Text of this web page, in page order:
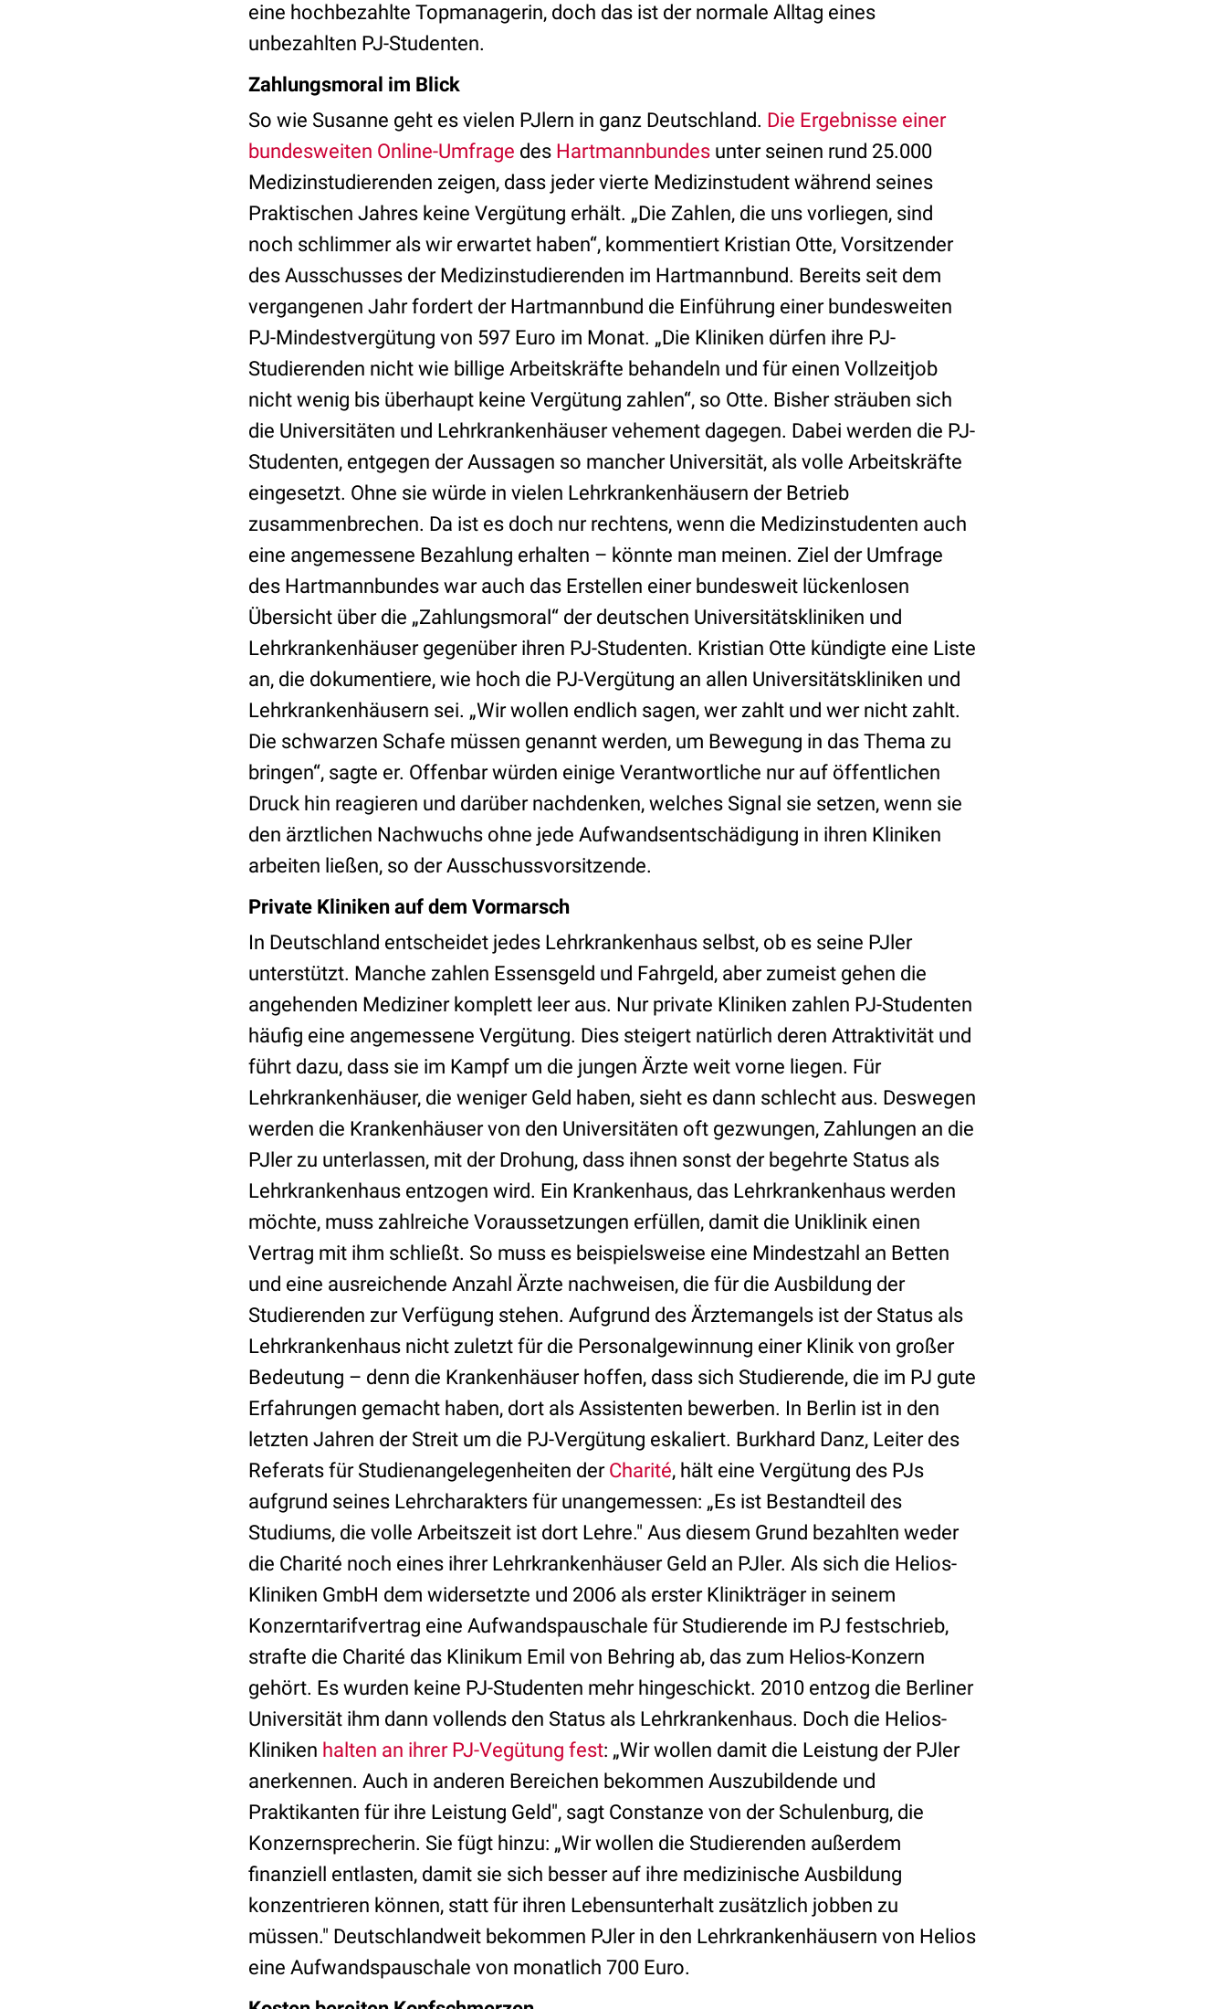
eine hochbezahlte Topmanagerin, doch das ist der normale Alltag eines
unbezahlten PJ-Studenten.
Zahlungsmoral im Blick
So wie Susanne geht es vielen PJlern in ganz Deutschland. Die Ergebnisse einer
bundesweiten Online-Umfrage des Hartmannbundes unter seinen rund 25.000
Medizinstudierenden zeigen, dass jeder vierte Medizinstudent während seines
Praktischen Jahres keine Vergütung erhält. „Die Zahlen, die uns vorliegen, sind
noch schlimmer als wir erwartet haben“, kommentiert Kristian Otte, Vorsitzender
des Ausschusses der Medizinstudierenden im Hartmannbund. Bereits seit dem
vergangenen Jahr fordert der Hartmannbund die Einführung einer bundesweiten
PJ-Mindestvergütung von 597 Euro im Monat. „Die Kliniken dürfen ihre PJ-
Studierenden nicht wie billige Arbeitskräfte behandeln und für einen Vollzeitjob
nicht wenig bis überhaupt keine Vergütung zahlen“, so Otte. Bisher sträuben sich
die Universitäten und Lehrkrankenhäuser vehement dagegen. Dabei werden die PJ-
Studenten, entgegen der Aussagen so mancher Universität, als volle Arbeitskräfte
eingesetzt. Ohne sie würde in vielen Lehrkrankenhäusern der Betrieb
zusammenbrechen. Da ist es doch nur rechtens, wenn die Medizinstudenten auch
eine angemessene Bezahlung erhalten – könnte man meinen. Ziel der Umfrage
des Hartmannbundes war auch das Erstellen einer bundesweit lückenlosen
Übersicht über die „Zahlungsmoral“ der deutschen Universitätskliniken und
Lehrkrankenhäuser gegenüber ihren PJ-Studenten. Kristian Otte kündigte eine Liste
an, die dokumentiere, wie hoch die PJ-Vergütung an allen Universitätskliniken und
Lehrkrankenhäusern sei. „Wir wollen endlich sagen, wer zahlt und wer nicht zahlt.
Die schwarzen Schafe müssen genannt werden, um Bewegung in das Thema zu
bringen“, sagte er. Offenbar würden einige Verantwortliche nur auf öffentlichen
Druck hin reagieren und darüber nachdenken, welches Signal sie setzen, wenn sie
den ärztlichen Nachwuchs ohne jede Aufwandsentschädigung in ihren Kliniken
arbeiten ließen, so der Ausschussvorsitzende.
Private Kliniken auf dem Vormarsch
In Deutschland entscheidet jedes Lehrkrankenhaus selbst, ob es seine PJler
unterstützt. Manche zahlen Essensgeld und Fahrgeld, aber zumeist gehen die
angehenden Mediziner komplett leer aus. Nur private Kliniken zahlen PJ-Studenten
häufig eine angemessene Vergütung. Dies steigert natürlich deren Attraktivität und
führt dazu, dass sie im Kampf um die jungen Ärzte weit vorne liegen. Für
Lehrkrankenhäuser, die weniger Geld haben, sieht es dann schlecht aus. Deswegen
werden die Krankenhäuser von den Universitäten oft gezwungen, Zahlungen an die
PJler zu unterlassen, mit der Drohung, dass ihnen sonst der begehrte Status als
Lehrkrankenhaus entzogen wird. Ein Krankenhaus, das Lehrkrankenhaus werden
möchte, muss zahlreiche Voraussetzungen erfüllen, damit die Uniklinik einen
Vertrag mit ihm schließt. So muss es beispielsweise eine Mindestzahl an Betten
und eine ausreichende Anzahl Ärzte nachweisen, die für die Ausbildung der
Studierenden zur Verfügung stehen. Aufgrund des Ärztemangels ist der Status als
Lehrkrankenhaus nicht zuletzt für die Personalgewinnung einer Klinik von großer
Bedeutung – denn die Krankenhäuser hoffen, dass sich Studierende, die im PJ gute
Erfahrungen gemacht haben, dort als Assistenten bewerben. In Berlin ist in den
letzten Jahren der Streit um die PJ-Vergütung eskaliert. Burkhard Danz, Leiter des
Referats für Studienangelegenheiten der Charité, hält eine Vergütung des PJs
aufgrund seines Lehrcharakters für unangemessen: „Es ist Bestandteil des
Studiums, die volle Arbeitszeit ist dort Lehre." Aus diesem Grund bezahlten weder
die Charité noch eines ihrer Lehrkrankenhäuser Geld an PJler. Als sich die Helios-
Kliniken GmbH dem widersetzte und 2006 als erster Klinikträger in seinem
Konzerntarifvertrag eine Aufwandspauschale für Studierende im PJ festschrieb,
strafte die Charité das Klinikum Emil von Behring ab, das zum Helios-Konzern
gehört. Es wurden keine PJ-Studenten mehr hingeschickt. 2010 entzog die Berliner
Universität ihm dann vollends den Status als Lehrkrankenhaus. Doch die Helios-
Kliniken halten an ihrer PJ-Vegütung fest: „Wir wollen damit die Leistung der PJler
anerkennen. Auch in anderen Bereichen bekommen Auszubildende und
Praktikanten für ihre Leistung Geld", sagt Constanze von der Schulenburg, die
Konzernsprecherin. Sie fügt hinzu: „Wir wollen die Studierenden außerdem
finanziell entlasten, damit sie sich besser auf ihre medizinische Ausbildung
konzentrieren können, statt für ihren Lebensunterhalt zusätzlich jobben zu
müssen." Deutschlandweit bekommen PJler in den Lehrkrankenhäusern von Helios
eine Aufwandspauschale von monatlich 700 Euro.